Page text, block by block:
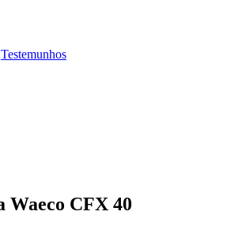
Testemunhos
CFX 40